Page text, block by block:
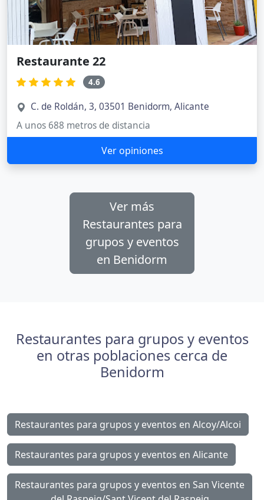
Restaurante 22
4.6
C. de Roldán, 3, 03501 Benidorm, Alicante
A unos 688 metros de distancia
Ver opiniones
Ver más
Restaurantes para
grupos y eventos
en Benidorm
Restaurantes para grupos y eventos
en otras poblaciones cerca de
Benidorm
Restaurantes para grupos y eventos en Alcoy/Alcoi
Restaurantes para grupos y eventos en Alicante
Restaurantes para grupos y eventos en San Vicente